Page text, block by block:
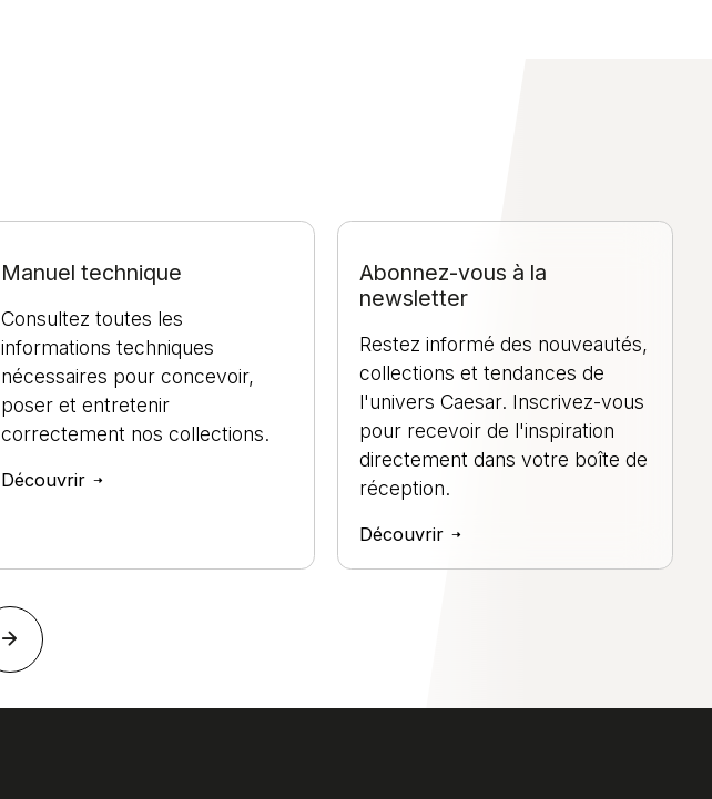
Manuel technique
Consultez toutes les
informations techniques
nécessaires pour concevoir,
poser et entretenir
correctement nos collections.
Découvrir
Abonnez-vous à la
newsletter
Restez informé des nouveautés,
collections et tendances de
l'univers Caesar. Inscrivez-vous
pour recevoir de l'inspiration
directement dans votre boîte de
réception.
Découvrir